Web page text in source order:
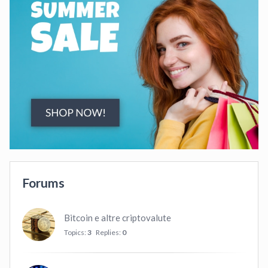
Forums
Bitcoin e altre criptovalute
Topics: 3 Replies: 0